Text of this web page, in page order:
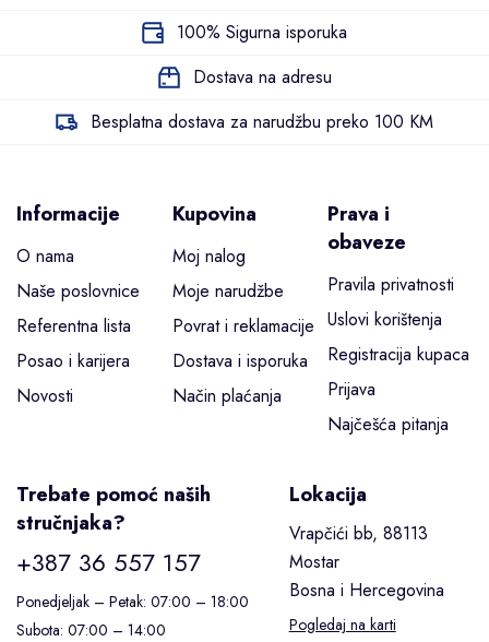
100% Sigurna isporuka
Dostava na adresu
Besplatna dostava za narudžbu preko 100 KM
Informacije
O nama
Naše poslovnice
Referentna lista
Posao i karijera
Novosti
Kupovina
Moj nalog
Moje narudžbe
Povrat i reklamacije
Dostava i isporuka
Način plaćanja
Prava i
obaveze
Pravila privatnosti
Uslovi korištenja
Registracija kupaca
Prijava
Najčešća pitanja
Trebate pomoć naših
stručnjaka?
+387 36 557 157
Ponedjeljak – Petak: 07:00 – 18:00
Subota: 07:00 – 14:00
Lokacija
Vrapčići bb, 88113
Mostar
Bosna i Hercegovina
Pogledaj na karti